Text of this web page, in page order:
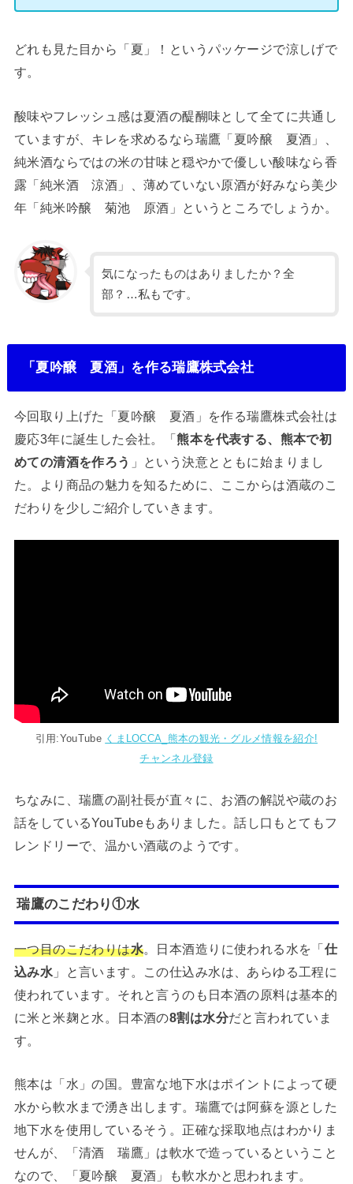
どれも見た目から「夏」！というパッケージで涼しげで
す。
酸味やフレッシュ感は夏酒の醍醐味として全てに共通し
ていますが、キレを求めるなら瑞鷹「夏吟醸 夏酒」、
純米酒ならではの米の甘味と穏やかで優しい酸味なら香
露「純米酒 涼酒」、薄めていない原酒が好みなら美少
年「純米吟醸 菊池 原酒」というところでしょうか。
気になったものはありましたか？全
部？…私もです。
「夏吟醸 夏酒」を作る瑞鷹株式会社
今回取り上げた「夏吟醸 夏酒」を作る瑞鷹株式会社は
慶応3年に誕生した会社。「熊本を代表する、熊本で初
めての清酒を作ろう 」という決意とともに始まりまし
た。より商品の魅力を知るために、ここからは酒蔵のこ
だわりを少しご紹介していきます。
引用:YouTube くまLOCCA_熊本の観光・グルメ情報を紹介!
チャンネル登録
ちなみに、瑞鷹の副社長が直々に、お酒の解説や蔵のお
話をしているYouTubeもありました。話し口もとてもフ
レンドリーで、温かい酒蔵のようです。
瑞鷹のこだわり①水
一つ目のこだわりは水。日本酒造りに使われる水を「仕
込み水 」と言います。この仕込み水は、あらゆる工程に
使われています。それと言うのも日本酒の原料は基本的
に米と米麹と水。日本酒の8割は水分だと言われていま
す。
熊本は「水」の国。豊富な地下水はポイントによって硬
水から軟水まで湧き出します。瑞鷹では阿蘇を源とした
地下水を使用しているそう。正確な採取地点はわかりま
せんが、「清酒 瑞鷹」は軟水で造っているということ
なので、「夏吟醸 夏酒」も軟水かと思われます。